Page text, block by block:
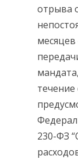
отрыва
230-ФЗ